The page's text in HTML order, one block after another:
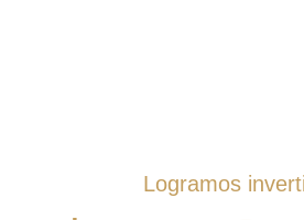
Logramos